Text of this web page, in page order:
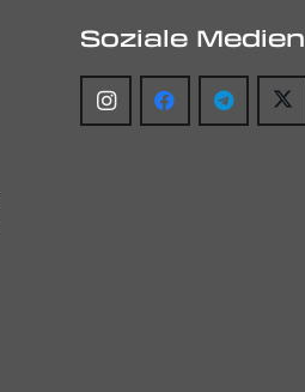
Soziale Medien